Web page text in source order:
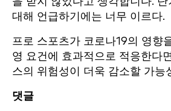
대해 언급하기에는 너무 이르다.
프로 스포츠가 코로나19의 영향
영 요건에 효과적으로 적응한다
스의 위험성이 더욱 감소할 가능
댓글